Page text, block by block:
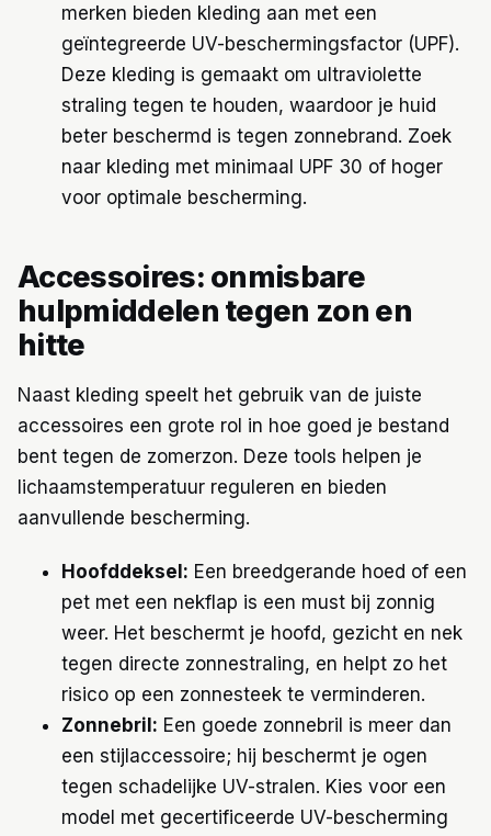
merken bieden kleding aan met een
geïntegreerde UV-beschermingsfactor (UPF).
Deze kleding is gemaakt om ultraviolette
straling tegen te houden, waardoor je huid
beter beschermd is tegen zonnebrand. Zoek
naar kleding met minimaal UPF 30 of hoger
voor optimale bescherming.
Accessoires: onmisbare
hulpmiddelen tegen zon en
hitte
Naast kleding speelt het gebruik van de juiste
accessoires een grote rol in hoe goed je bestand
bent tegen de zomerzon. Deze tools helpen je
lichaamstemperatuur reguleren en bieden
aanvullende bescherming.
Hoofddeksel: Een breedgerande hoed of een
pet met een nekflap is een must bij zonnig
weer. Het beschermt je hoofd, gezicht en nek
tegen directe zonnestraling, en helpt zo het
risico op een zonnesteek te verminderen.
Zonnebril: Een goede zonnebril is meer dan
een stijlaccessoire; hij beschermt je ogen
tegen schadelijke UV-stralen. Kies voor een
model met gecertificeerde UV-bescherming